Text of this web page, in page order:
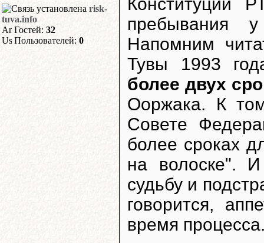
risk-
tuva.info
Гостей: 32
Пользователей: 0
пребывания у
Напомним
Тувы 1993
более двух
Ооржака. К
Совете
более сроках
на волоске".
судьбу и
говорится,
время